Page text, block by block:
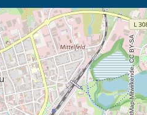
in neuem Tab (Karte)